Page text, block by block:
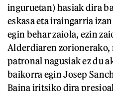
inguruetan) hasiak dira
eskasa eta iraingarria
egin behar zaiola, ezin
Alderdiaren
patronal nagusiak ez du
baikorra egin Josep
Baina iritsiko dira